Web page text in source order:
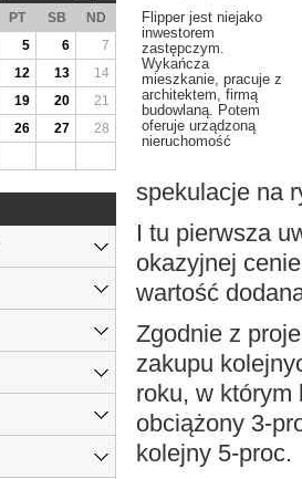
Flipper jest niejako
inwestorem
zastępczym.
Wykańcza
mieszkanie, pracuje z
architektem, firmą
budowlaną. Potem
oferuje urządzoną
nieruchomość
spekulacje na
I tu pierwsza
okazyjnej
wartość
Zgodnie z
zakupu
roku, w którym
obciążony 3-
kolejny 5-proc.
PT SB
ND
5 6
7
12 13
14
19 20
21
26 27
28